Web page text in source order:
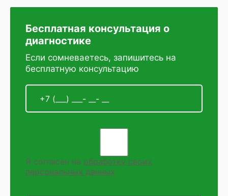
Бесплатная консультация о
диагностике
Если сомневаетесь, запишитесь на
бесплатную консультацию
Я согласен на обработку своих
персональных данных